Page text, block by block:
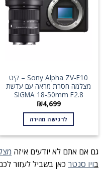
Sony Alpha ZV-E10 – קיט
מצלמה חסרת מראה עם עדשת
SIGMA 18-50mm F2.8
₪4,699
לרכישה מהירה
גם אם אתם לא יודעים איזה
בויו סנטר כאן בשביל לעזור